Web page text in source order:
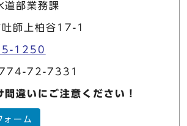
道部業務課
師上柏谷17-1
1250
72-7331
間違いにご注意ください！
ォーム